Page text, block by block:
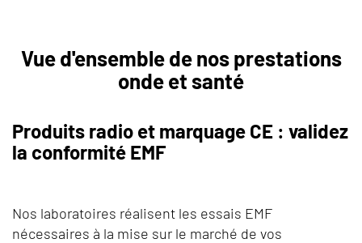
Vue d'ensemble de nos prestations
onde et santé
Produits radio et marquage CE : validez
la conformité EMF
Nos laboratoires réalisent les essais EMF
nécessaires à la mise sur le marché de vos